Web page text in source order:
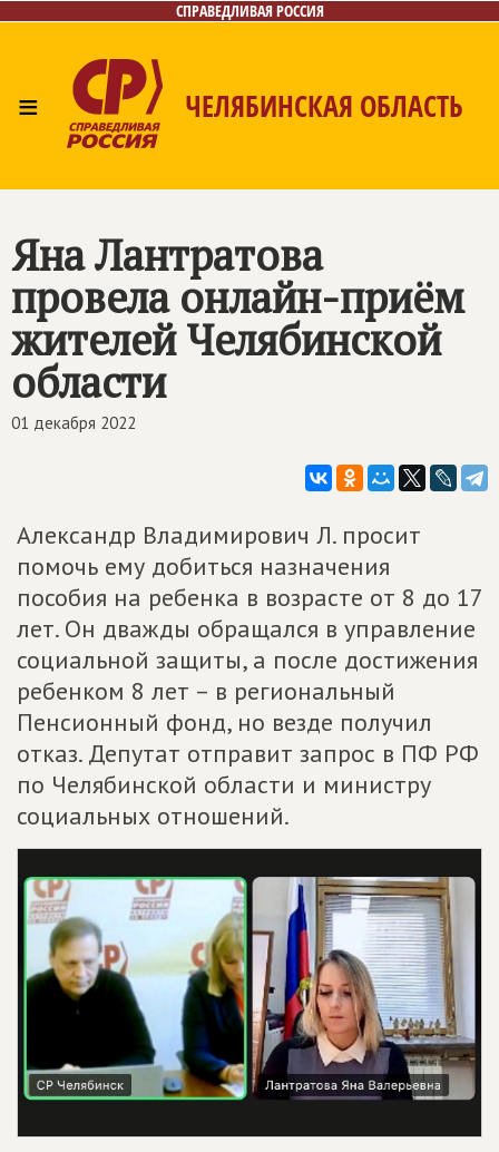
СПРАВЕДЛИВАЯ РОССИЯ
≡ ЧЕЛЯБИНСКАЯ ОБЛАСТЬ
Яна Лантратова
провела онлайн-приём
жителей Челябинской
области
01 декабря 2022
Александр Владимирович Л. просит
помочь ему добиться назначения
пособия на ребенка в возрасте от 8 до 17
лет. Он дважды обращался в управление
социальной защиты, а после достижения
ребенком 8 лет – в региональный
Пенсионный фонд, но везде получил
отказ. Депутат отправит запрос в ПФ РФ
по Челябинской области и министру
социальных отношений.